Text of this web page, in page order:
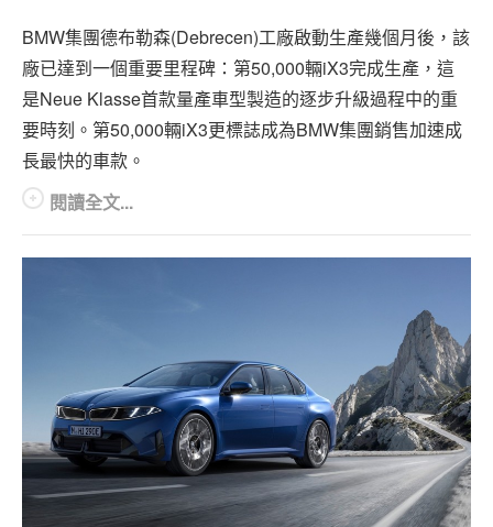
專題報導
車型比拼
兩輪世界
BMW集團德布勒森(Debrecen)工廠啟動生產幾個月後，該
廠已達到一個重要里程碑：第50,000輛iX3完成生產，這
是Neue Klasse首款量產車型製造的逐步升級過程中的重
要時刻。第50,000輛iX3更標誌成為BMW集團銷售加速成
長最快的車款。
閱讀全文...